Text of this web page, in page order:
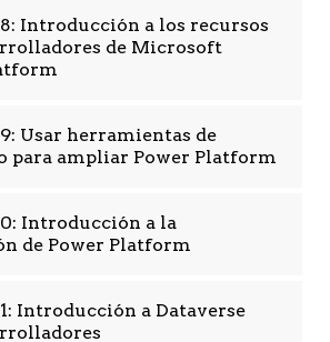
Introducción a los recursos
de Microsoft
Usar herramientas de
para ampliar Power Platform
Introducción a la
de Power Platform
Introducción a Dataverse